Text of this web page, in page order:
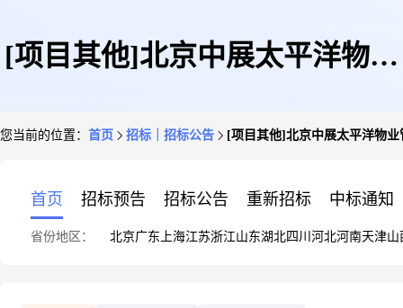
[项目其他]北京中展太平洋物业
您当前的位置： 首页 招标｜招标公告 [项目其他]北京中展太平洋物
首页 招标预告 招标公告 重新招标 中标通知
省份地区： 北京广东 上海江苏浙江山东湖北四川 河北河南天津山